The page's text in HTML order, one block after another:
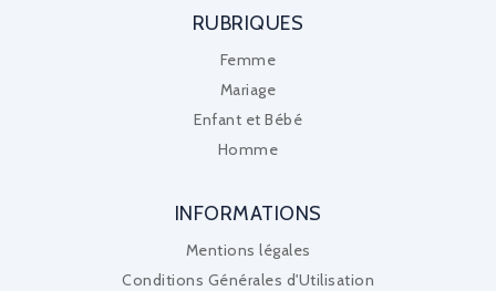
RUBRIQUES
Femme
Mariage
Enfant et Bébé
Homme
INFORMATIONS
Mentions légales
Conditions Générales d'Utilisation